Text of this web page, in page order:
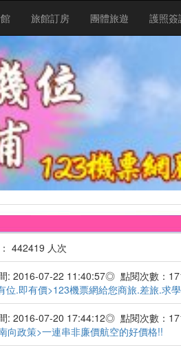
旅館訂房 團體旅遊 護照簽
人次
2016-07-22 11:40:57◎ 點閱次數：
位.即有價>123機票網給您商旅.差旅.求
2016-07-20 17:44:12◎ 點閱次數：
向政策>一連串非廉價航空的好價格!!